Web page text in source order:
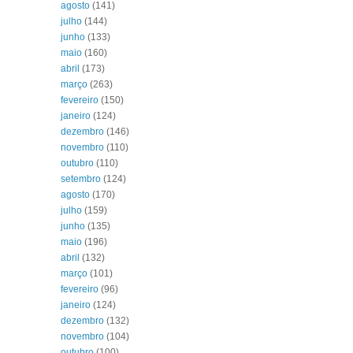
agosto (141)
julho (144)
junho (133)
maio (160)
abril (173)
março (263)
fevereiro (150)
janeiro (124)
dezembro (146)
novembro (110)
outubro (110)
setembro (124)
agosto (170)
julho (159)
junho (135)
maio (196)
abril (132)
março (101)
fevereiro (96)
janeiro (124)
dezembro (132)
novembro (104)